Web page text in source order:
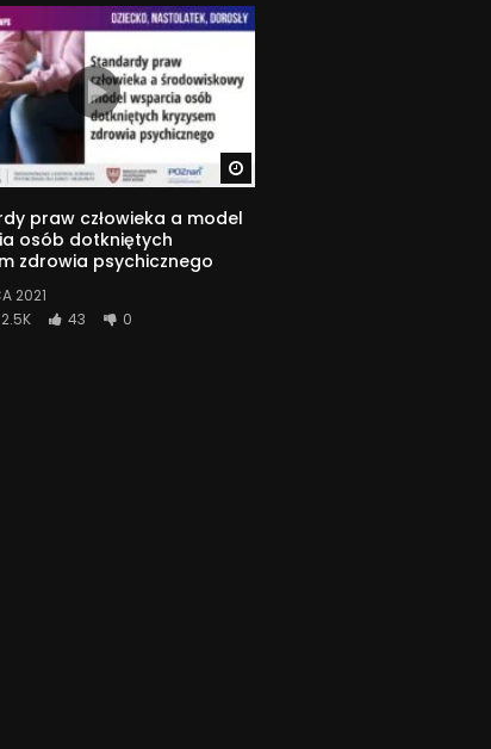
praw człowieka a model
osób dotkniętych
zdrowia psychicznego
2021
2.5K 43 0